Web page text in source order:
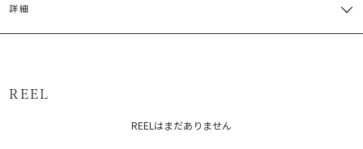
詳細
メーカー品番：6525404001
シャツ・ブラウス
REEL
REELはまだありません